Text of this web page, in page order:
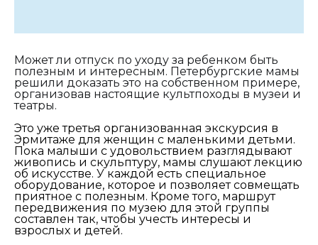
Может ли отпуск по уходу за ребенком быть
полезным и интересным. Петербургские мамы
решили доказать это на собственном примере,
организовав настоящие культпоходы в музеи и
театры.
Это уже третья организованная экскурсия в
Эрмитаже для женщин с маленькими детьми.
Пока малыши с удовольствием разглядывают
живопись и скульптуру, мамы слушают лекцию
об искусстве. У каждой есть специальное
оборудование, которое и позволяет совмещать
приятное с полезным. Кроме того, маршрут
передвижения по музею для этой группы
составлен так, чтобы учесть интересы и
взрослых и детей.